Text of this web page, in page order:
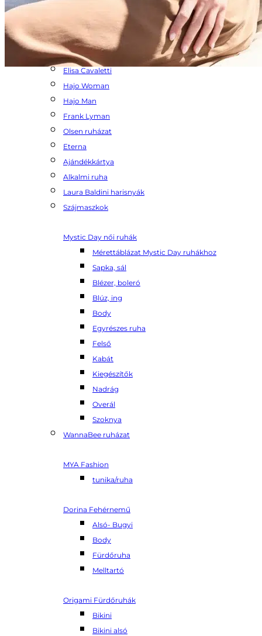
Cereria Molla
Bloomings
Livello di Vita
Elisa Cavaletti
Hajo Woman
Hajo Man
Frank Lyman
Olsen ruházat
Eterna
Ajándékkártya
Alkalmi ruha
Laura Baldini harisnyák
Szájmaszkok
Mystic Day női ruhák
Mérettáblázat Mystic Day ruhákhoz
Sapka, sál
Blézer, boleró
Blúz, ing
Body
Egyrészes ruha
Felső
Kabát
Kiegészítők
Nadrág
Overál
Szoknya
WannaBee ruházat
MYA Fashion
tunika/ruha
Dorina Fehérnemű
Alsó- Bugyi
Body
Fürdőruha
Melltartó
Origami Fürdőruhák
Bikini
Bikini alsó